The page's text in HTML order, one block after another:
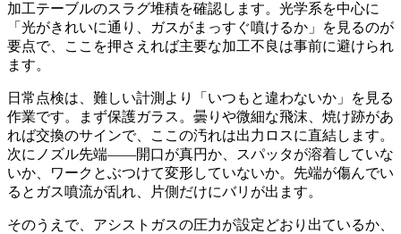
加工テーブルのスラグ堆積を確認します。光学系を中心に
「光がきれいに通り、ガスがまっすぐ噴けるか」を見るのが
要点で、ここを押さえれば主要な加工不良は事前に避けられ
ます。
日常点検は、難しい計測より「いつもと違わないか」を見る
作業です。まず保護ガラス。曇りや微細な飛沫、焼け跡があ
れば交換のサインで、ここの汚れは出力ロスに直結します。
次にノズル先端——開口が真円か、スパッタが溶着していな
いか、ワークとぶつけて変形していないか。先端が傷んでい
るとガス噴流が乱れ、片側だけにバリが出ます。
そのうえで、アシストガスの圧力が設定どおり出ているか、